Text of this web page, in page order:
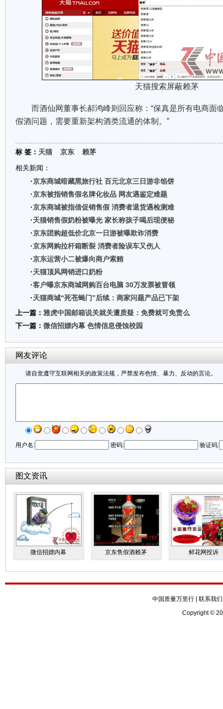
天猫搜索屏蔽赖茅
而酒仙网董事长郝鸿峰则回应称：“保真是所有电商面
假酒问题，需要重新架构酒类流通的体制。”
标 签： 天猫 京东
赖茅
相关新闻：
·京东商城暗藏黑旅行社 百元北京三日游非馅饼
·京东被指销售假名牌化妆品 网友遇鉴定难题
·京东商城被指借促销售假 消费者退货遇检测难
·天猫销售假奶粉被曝光 家长称孩子喝后现便秘
·京东团购超低价北京一日游被曝欺诈消费
·京东网购拉杆箱断裂 消费者险误车又伤人
·京东运营小二被爆向商户索贿
·天猫顶风网销进口奶粉
·客户曝京东商城网购百台电脑 30万发票被冒领
·天猫商城“死苍蝇门”后续：商家问题产品已下架
上一篇： 雅虎中国邮箱说关就关遭质疑：免费就可免责么
下一篇： 微信招嫖内幕 色情信息侵蚀校园
网友评论
请自觉遵守互联网相关的政策法规，严禁发布色情、暴力、反动的言论。
用户名: 密码: 验证码:
图文资讯
微信招嫖内幕 京东售假酒赖茅 鲜花网投诉
中国质量万里行| 联系我们
Copyright ©